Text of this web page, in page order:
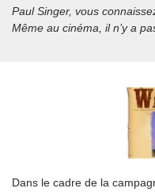
Paul Singer, vous
Même au cinéma, il n’y a
Dans le cadre de la